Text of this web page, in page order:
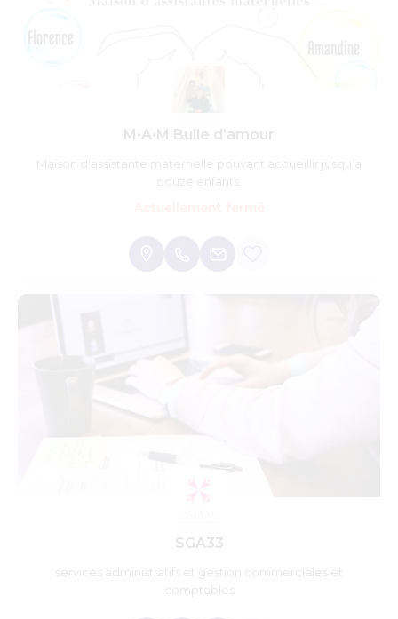
M•A•M Bulle d’amour
Maison d’assistante maternelle pouvant accueillir jusqu’a
douze enfants.
SGA33
services administratifs et gestion commerciales et
comptables